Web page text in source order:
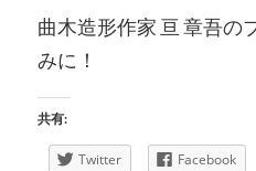
曲木造形作家 亘 章吾の
みに！
共有:
Twitter Facebook